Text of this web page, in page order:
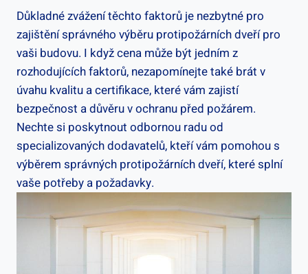
Důkladné zvážení těchto faktorů je nezbytné pro
zajištění správného výběru protipožárních dveří pro
vaši budovu. I když cena může být jedním z
rozhodujících faktorů, nezapomínejte také brát v
úvahu kvalitu a certifikace, které vám zajistí
bezpečnost a důvěru v ochranu před požárem.
Nechte si poskytnout odbornou radu od
specializovaných dodavatelů, kteří vám pomohou s
výběrem správných protipožárních dveří, které splní
vaše potřeby a požadavky.